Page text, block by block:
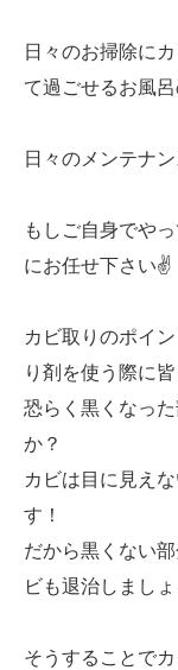
日々のお掃除に
て過ごせるお風
日々のメンテナ
もしご自身でや
にお任せ下さい✌️
カビ取りのポイ
り剤を使う際に
恐らく黒くなっ
か？
カビは目に見え
す！
だから黒くない
ビも退治しましょ
そうすることで